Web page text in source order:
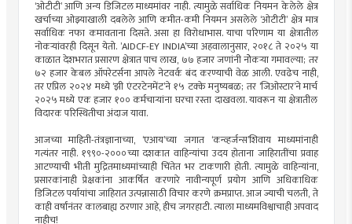
‘ओटीटी’ आणि अन्य डिजिटल माध्यमांवर नाही. त्यामुळे सर्वाधिक नियमन केलेले क्षेत्र
खर्चाच्या ओझ्याखाली दबलेले आणि कमीत-कमी नियमन असलेले ‘ओटीटी’ क्षेत्र मात्र
सर्वाधिक नफा कमावताना दिसते. असा हा विरोधाभास. याचा परिणाम या क्षेत्रातील
नोकर्‍यांवरही दिसून येतो. ’AIDCF-EY INDIA’च्या अहवालानुसार, २०१८ ते २०२५ या
काळात देशभरात प्रसारण क्षेत्रात पाच लाख, ७७ हजार जणांनी नोेकर्‍या गमावल्या; तर
७२ हजार केबल ऑपरेटर्सना आपले नेटवर्क बंद करण्याची वेळ आली. एवढेच नाही,
तर एप्रिल २०२४ मध्ये ‘झी एंटरटेनमेंट’ने १५ टक्के मनुष्यबळ; तर ‘जिओस्टार’ने मार्च
२०२५ मध्ये एक हजार १०० कर्मचार्‍यांना घरचा रस्ता दाखवला. यावरून या क्षेत्रातील
विदारक परिस्थितीचा अंदाज यावा.
आजच्या माहिती-तंत्रज्ञानाच्या, ‘एआय’च्या जगात ‘कन्व्हर्जन्स’शिवाय माध्यमांनाही
गत्यंतर नाही. १९९०-२०००च्या दशकात वाहिन्यांचा उदय होताना जाहिरातींचा प्रवाह
आटण्याची भीती मुद्रितमाध्यमांच्याही चिंतेत भर टाकणारी होती. त्यामुळे वाहिन्यांना,
प्रसारकांनाही प्रेक्षकांना आकर्षित करणारे नावीन्यपूर्ण प्रयोग आणि अधिकाधिक
डिजिटल पर्यायांचा जाहिरात उत्पन्नासाठी विचार करणे क्रमप्राप्त. आज ज्याची चलती, ते
काही वर्षांनंतर कालबाह्य ठरणार आहे, हीच जगरहाटी. त्याला माध्यमविश्वाचाही अपवाद
नाहीच!